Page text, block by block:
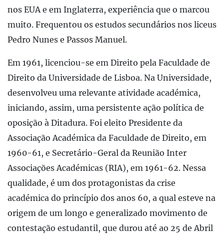
nos EUA e em Inglaterra, experiência que o marcou
muito. Frequentou os estudos secundários nos liceus
Pedro Nunes e Passos Manuel.
Em 1961, licenciou-se em Direito pela Faculdade de
Direito da Universidade de Lisboa. Na Universidade,
desenvolveu uma relevante atividade académica,
iniciando, assim, uma persistente ação política de
oposição à Ditadura. Foi eleito Presidente da
Associação Académica da Faculdade de Direito, em
1960-61, e Secretário-Geral da Reunião Inter
Associações Académicas (RIA), em 1961-62. Nessa
qualidade, é um dos protagonistas da crise
académica do princípio dos anos 60, a qual esteve na
origem de um longo e generalizado movimento de
contestação estudantil, que durou até ao 25 de Abril